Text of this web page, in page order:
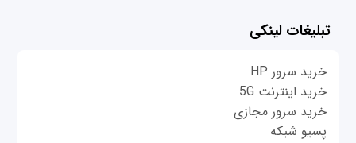
تبلیغات لینکی
خرید سرور HP
خرید اینترنت 5G
خرید سرور مجازی
پسیو شبکه